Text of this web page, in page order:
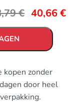
€ 40,66€
kopen zonder
door heel